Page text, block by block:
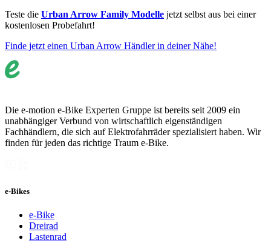
Teste die Urban Arrow Family Modelle jetzt selbst aus bei einer
kostenlosen Probefahrt!
Finde jetzt einen Urban Arrow Händler in deiner Nähe!
Die e-motion e-Bike Experten Gruppe ist bereits seit 2009 ein
unabhängiger Verbund von wirtschaftlich eigenständigen
Fachhändlern, die sich auf Elektrofahrräder spezialisiert haben. Wir
finden für jeden das richtige Traum e-Bike.
e-Bikes
e-Bike
Dreirad
Lastenrad